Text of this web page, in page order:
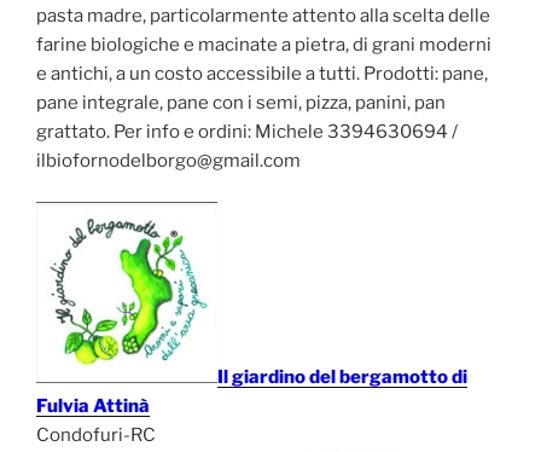
pasta madre, particolarmente attento alla scelta delle
farine biologiche e macinate a pietra, di grani moderni
e antichi, a un costo accessibile a tutti. Prodotti: pane,
pane integrale, pane con i semi, pizza, panini, pan
grattato. Per info e ordini: Michele 3394630694 /
ilbiofornodelborgo@gmail.com
Il giardino del bergamotto di
Fulvia Attinà
Condofuri-RC